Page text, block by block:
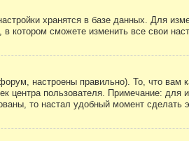
хранятся в базе данных. Для
котором сможете изменить все свои
настроены правильно). То, что
центра пользователя. Примечание:
то настал удобный момент сделать